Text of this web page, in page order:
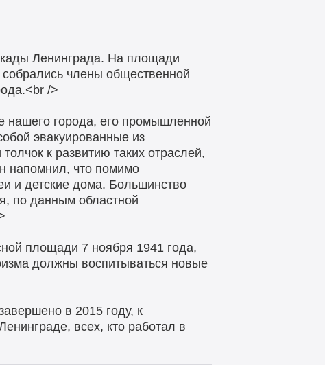
Ленинграда. На площади
члены общественной
/>
нашего города, его промышленной
эвакуированные из
к развитию таких отраслей,
напомнил, что помимо
и детские дома. Большинство
по данным областной
площади 7 ноября 1941 года,
должны воспитываться новые
в 2015 году, к
всех, кто работал в